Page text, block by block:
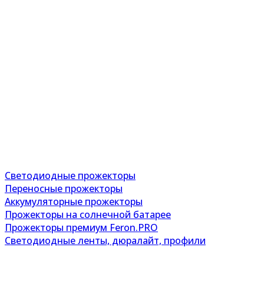
Светодиодные прожекторы
Переносные прожекторы
Аккумуляторные прожекторы
Прожекторы на солнечной батарее
Прожекторы премиум Feron.PRO
Светодиодные ленты, дюралайт, профили